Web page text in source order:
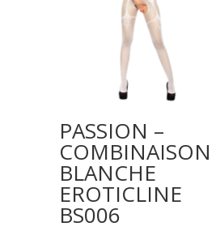
PASSION –
COMBINAISON
BLANCHE
EROTICLINE
BS006